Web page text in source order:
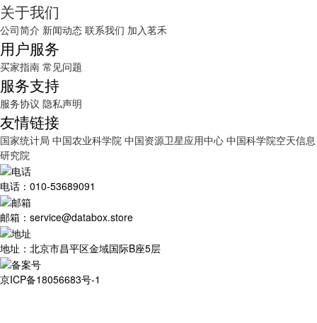
关于我们
公司简介 新闻动态 联系我们 加入茗禾
用户服务
买家指南 常见问题
服务支持
服务协议 隐私声明
友情链接
国家统计局 中国农业科学院 中国资源卫星应用中心 中国科学院空天信息
研究院
电话：010-53689091
邮箱：service@databox.store
地址：北京市昌平区金域国际B座5层
京ICP备18056683号-1